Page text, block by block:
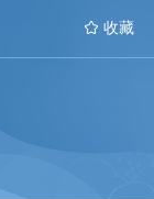
 收藏